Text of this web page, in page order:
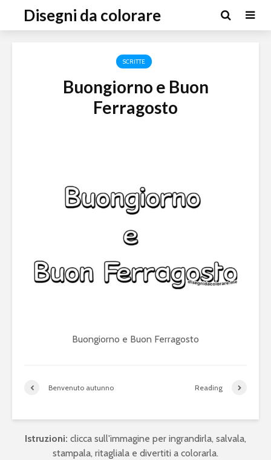
Disegni da colorare
SCRITTE
Buongiorno e Buon
Ferragosto
Buongiorno e Buon Ferragosto
Benvenuto autunno Reading
Istruzioni: clicca sull'immagine per ingrandirla, salvala,
stampala, ritagliala e divertiti a colorarla.